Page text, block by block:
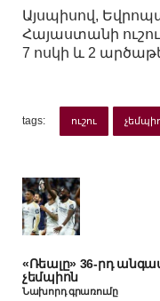
Այսպիսով,
Հայաստանի
7 ոսկի և 2
tags: ուշու
«Ռեալը» 36-րդ
չեմպիոն
Նախորդ գրառումը